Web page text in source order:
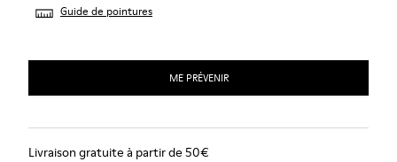
Guide de pointures
ME PRÉVENIR
Livraison gratuite à partir de 50€